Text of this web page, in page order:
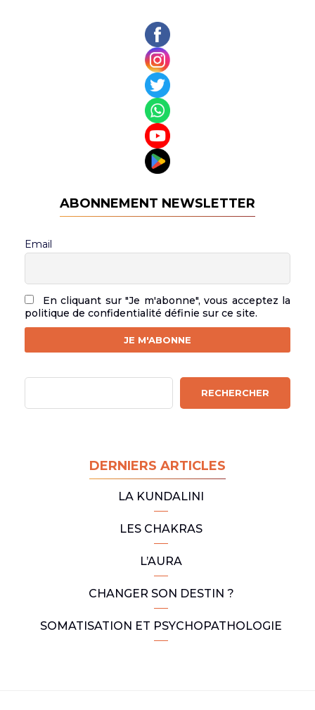
ABONNEMENT NEWSLETTER
Email
En cliquant sur "Je m'abonne", vous acceptez la
politique de confidentialité définie sur ce site.
RECHERCHER
DERNIERS ARTICLES
LA KUNDALINI
LES CHAKRAS
L’AURA
CHANGER SON DESTIN ?
SOMATISATION ET PSYCHOPATHOLOGIE